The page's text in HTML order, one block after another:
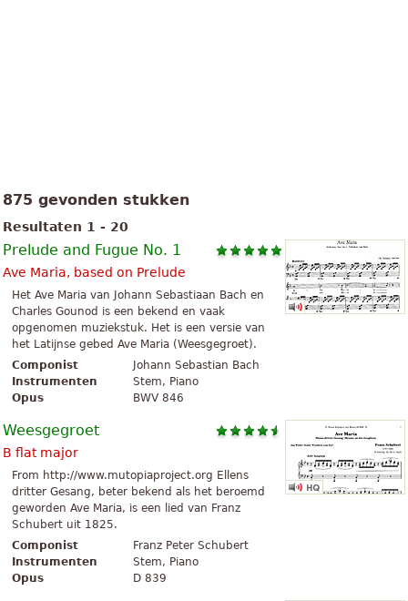
875 gevonden stukken
Resultaten 1 - 20
Prelude and Fugue No. 1
Ave Maria, based on Prelude
Het Ave Maria van Johann Sebastiaan Bach en
Charles Gounod is een bekend en vaak
opgenomen muziekstuk. Het is een versie van
het Latijnse gebed Ave Maria (Weesgegroet).
Componist
Johann Sebastian Bach
Instrumenten
Stem, Piano
Opus
BWV 846
Weesgegroet
B flat major
From http://www.mutopiaproject.org Ellens
dritter Gesang, beter bekend als het beroemd
geworden Ave Maria, is een lied van Franz
Schubert uit 1825.
Componist
Franz Peter Schubert
Instrumenten
Stem, Piano
Opus
D 839